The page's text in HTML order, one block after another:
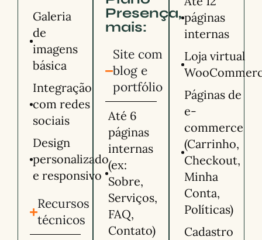
Galeria
de
imagens
básica
Integração
com redes
sociais
Design
personalizado
e responsivo
Recursos
técnicos
Presença,
mais:
Site com
blog e
portfólio
Até 6
páginas
internas
(ex:
Sobre,
Serviços,
FAQ,
Contato)
páginas
internas
Loja virtual
Páginas de
e-
commerce
(Carrinho,
Checkout,
Minha
Conta,
Políticas)
Cadastro